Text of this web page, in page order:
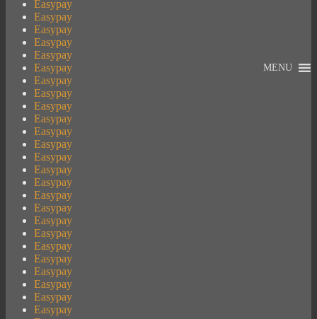
MENU
Easypay
Easypay
Easypay
Easypay
Easypay
Easypay
Easypay
Easypay
Easypay
Easypay
Easypay
Easypay
Easypay
Easypay
Easypay
Easypay
Easypay
Easypay
Easypay
Easypay
Easypay
Easypay
Easypay
Easypay
Easypay